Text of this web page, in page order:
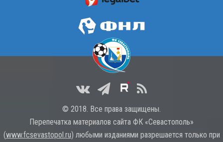
© 2018. Все права защищены.
Перепечатка материалов сайта ФК «Севастополь»
(www.fcsevastopol.ru) любыми изданиями разрешается только при